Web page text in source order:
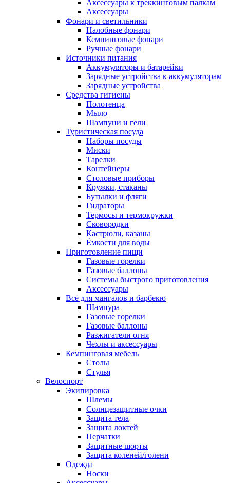
Аксессуары к треккинговым палкам
Аксессуары
Фонари и светильники
Налобные фонари
Кемпинговые фонари
Ручные фонари
Источники питания
Аккумуляторы и батарейки
Зарядные устройства к аккумуляторам
Зарядные устройства
Средства гигиены
Полотенца
Мыло
Шампуни и гели
Туристическая посуда
Наборы посуды
Миски
Тарелки
Контейнеры
Столовые приборы
Кружки, стаканы
Бутылки и фляги
Гидраторы
Термосы и термокружки
Сковородки
Кастрюли, казаны
Ёмкости для воды
Приготовление пищи
Газовые горелки
Газовые баллоны
Системы быстрого приготовления
Аксессуары
Всё для мангалов и барбекю
Шампура
Газовые горелки
Газовые баллоны
Разжигатели огня
Чехлы и аксессуары
Кемпинговая мебель
Столы
Стулья
Велоспорт
Экипировка
Шлемы
Солнцезащитные очки
Защита тела
Защита локтей
Перчатки
Защитные шорты
Защита коленей/голени
Одежда
Носки